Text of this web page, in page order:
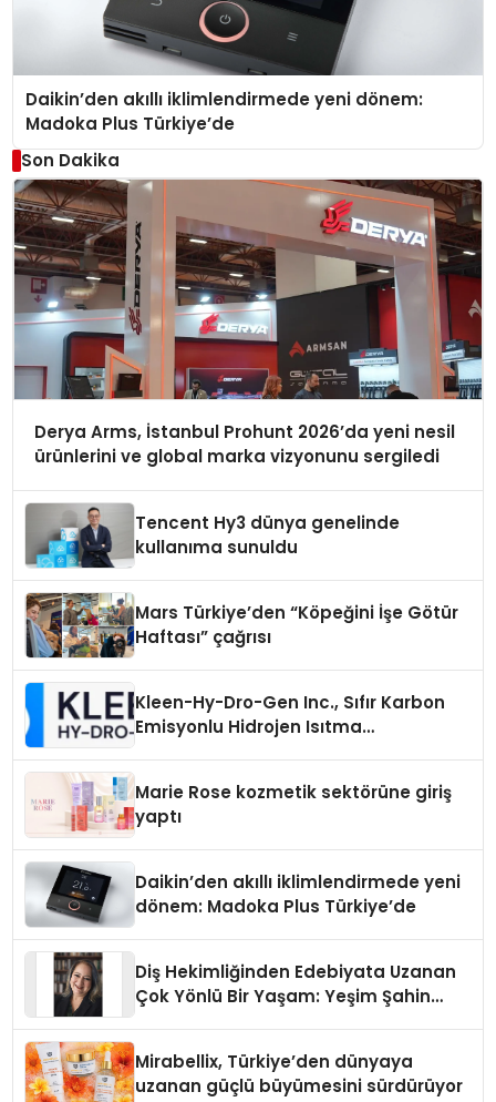
Daikin’den akıllı iklimlendirmede yeni dönem:
Madoka Plus Türkiye’de
Son Dakika
Derya Arms, İstanbul Prohunt 2026’da yeni nesil
ürünlerini ve global marka vizyonunu sergiledi
Tencent Hy3 dünya genelinde
kullanıma sunuldu
Mars Türkiye’den “Köpeğini İşe Götür
Haftası” çağrısı
Kleen-Hy-Dro-Gen Inc., Sıfır Karbon
Emisyonlu Hidrojen Isıtma
Marie Rose kozmetik sektörüne giriş
yaptı
Daikin’den akıllı iklimlendirmede yeni
dönem: Madoka Plus Türkiye’de
Diş Hekimliğinden Edebiyata Uzanan
Çok Yönlü Bir Yaşam: Yeşim Şahin
Mirabellix, Türkiye’den dünyaya
uzanan güçlü büyümesini sürdürüyor